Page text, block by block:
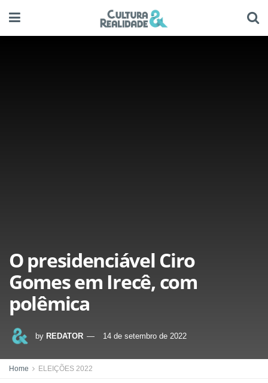
O presidenciável Ciro
Gomes em Irecê, com
polêmica
by REDATOR 14 de setembro de 2022
Home ELEIÇÕES 2022